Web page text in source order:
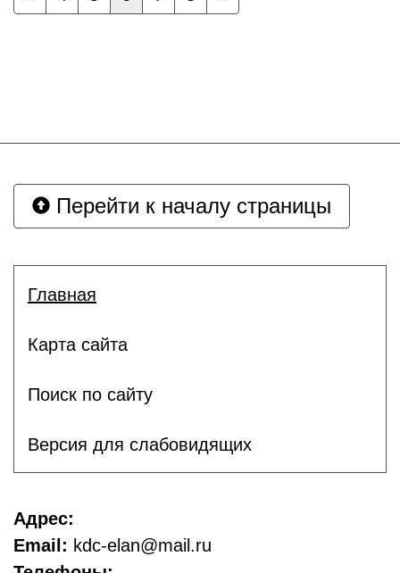
Перейти к началу страницы
Главная
Карта сайта
Поиск по сайту
Версия для слабовидящих
Адрес:
Email: kdc-elan@mail.ru